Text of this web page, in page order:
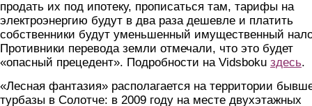
продать их под ипотеку, прописаться там, тарифы на
электроэнергию будут в два раза дешевле и платить
собственники будут уменьшенный имущественный
Противники перевода земли отмечали, что это будет
«опасный прецедент». Подробности на Vidsboku здесь.
«Лесная фантазия» располагается на территории
турбазы в Солотче: в 2009 году на месте двухэтажных